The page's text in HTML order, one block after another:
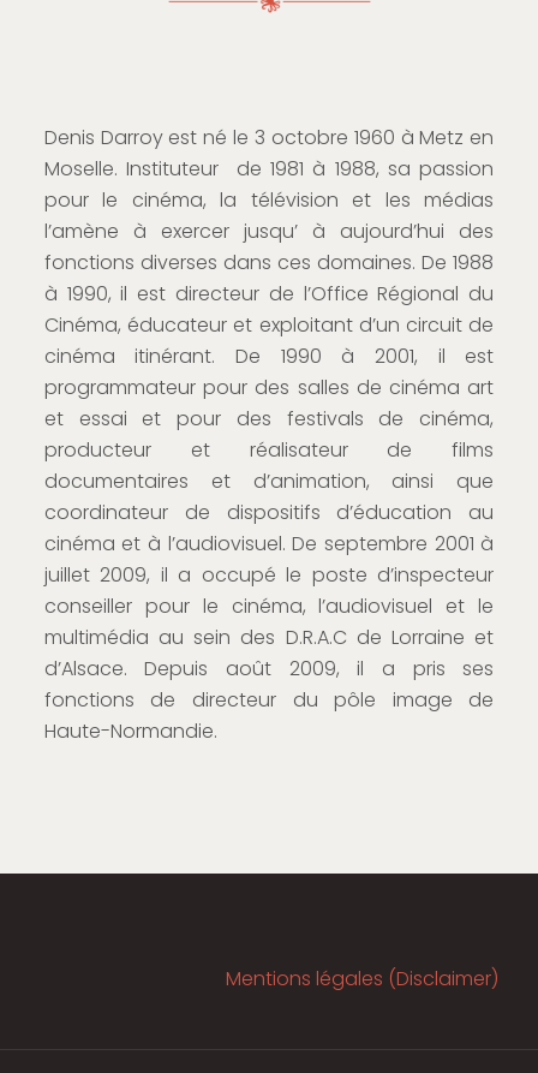
Denis Darroy est né le 3 octobre 1960 à Metz en
Moselle. Instituteur de 1981 à 1988, sa passion
pour le cinéma, la télévision et les médias
l’amène à exercer jusqu’ à aujourd’hui des
fonctions diverses dans ces domaines. De 1988
à 1990, il est directeur de l’Office Régional du
Cinéma, éducateur et exploitant d’un circuit de
cinéma itinérant. De 1990 à 2001, il est
programmateur pour des salles de cinéma art
et essai et pour des festivals de cinéma,
producteur et réalisateur de films
documentaires et d’animation, ainsi que
coordinateur de dispositifs d’éducation au
cinéma et à l’audiovisuel. De septembre 2001 à
juillet 2009, il a occupé le poste d’inspecteur
conseiller pour le cinéma, l’audiovisuel et le
multimédia au sein des D.R.A.C de Lorraine et
d’Alsace. Depuis août 2009, il a pris ses
fonctions de directeur du pôle image de
Haute-Normandie.
Mentions légales (Disclaimer)